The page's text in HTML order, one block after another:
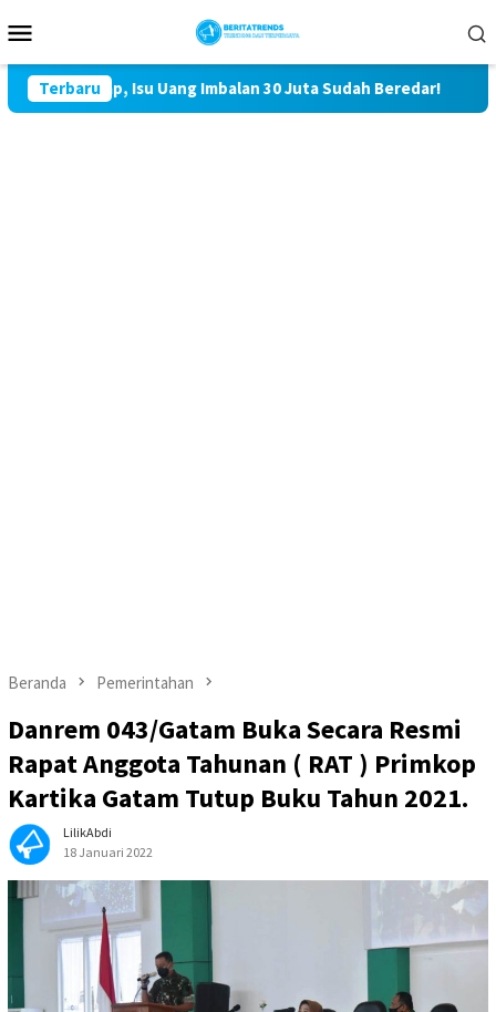
ke
Mobile
Terbaru
Isu Uang Imbalan 30 Juta Sudah Beredar! Kasus
Beranda Pemerintahan
Danrem 043/Gatam Buka Secara Resmi
Rapat Anggota Tahunan ( RAT ) Primkop
Kartika Gatam Tutup Buku Tahun 2021.
LilikAbdi
18 Januari 2022